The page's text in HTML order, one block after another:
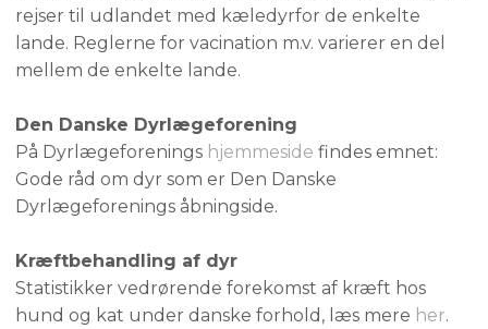
rejser til udlandet med kæledyrfor de enkelte
lande. Reglerne for vacination m.v. varierer en del
mellem de enkelte lande.
Den Danske Dyrlægeforening
På Dyrlægeforenings hjemmeside ​findes emnet:
Gode råd om dyr som er Den Danske
Dyrlægeforenings åbningside.
Kræftbehandling af dyr
Statistikker vedrørende forekomst af kræft hos
hund og kat under danske forhold, læs mere her.